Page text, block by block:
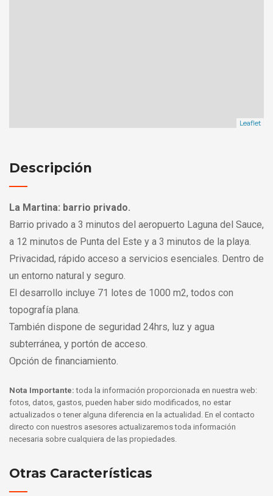
Leaflet
Descripción
La Martina: barrio privado.
Barrio privado a 3 minutos del aeropuerto Laguna del Sauce,
a 12 minutos de Punta del Este y a 3 minutos de la playa.
Privacidad, rápido acceso a servicios esenciales. Dentro de
un entorno natural y seguro.
El desarrollo incluye 71 lotes de 1000 m2, todos con
topografía plana.
También dispone de seguridad 24hrs, luz y agua
subterránea, y portón de acceso.
Opción de financiamiento.
Nota Importante:toda la información proporcionada en nuestra web:
fotos, datos, gastos, pueden haber sido modificados, no estar
actualizados o tener alguna diferencia en la actualidad. En el contacto
directo con nuestros asesores actualizaremos toda información
necesaria sobre cualquiera de las propiedades.
Otras Características